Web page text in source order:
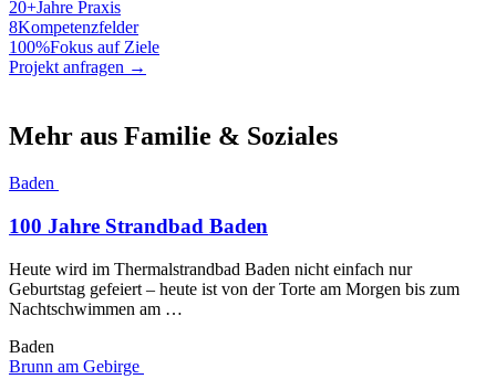
20+Jahre Praxis
8Kompetenzfelder
100%Fokus auf Ziele
Projekt anfragen →
Mehr aus Familie & Soziales
Baden
100 Jahre Strandbad Baden
Heute wird im Thermalstrandbad Baden nicht einfach nur
Geburtstag gefeiert – heute ist von der Torte am Morgen bis zum
Nachtschwimmen am …
Baden
Brunn am Gebirge